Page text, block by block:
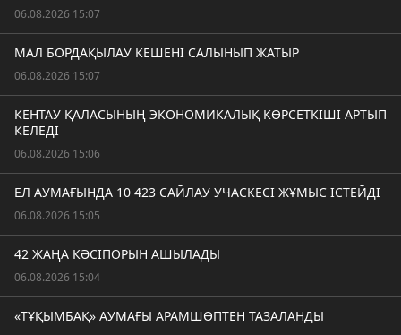
06.08.2026 15:07
МАЛ БОРДАҚЫЛАУ КЕШЕНІ САЛЫНЫП ЖАТЫР
06.08.2026 15:07
КЕНТАУ ҚАЛАСЫНЫҢ ЭКОНОМИКАЛЫҚ КӨРСЕТКІШІ АРТЫП
КЕЛЕДІ
06.08.2026 15:06
ЕЛ АУМАҒЫНДА 10 423 САЙЛАУ УЧАСКЕСІ ЖҰМЫС ІСТЕЙДІ
06.08.2026 15:05
42 ЖАҢА КӘСІПОРЫН АШЫЛАДЫ
06.08.2026 15:04
«ТҰҚЫМБАҚ» АУМАҒЫ АРАМШӨПТЕН ТАЗАЛАНДЫ